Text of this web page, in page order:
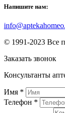
Напишите нам:
© 1991-2023 Все
Заказать звонок
Консультанты
Имя *
Телефон *